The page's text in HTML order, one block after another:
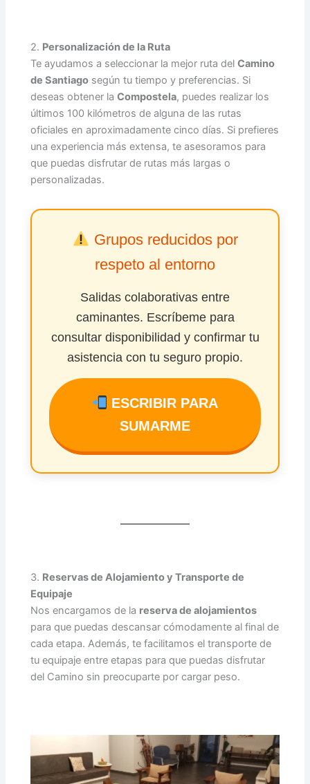
2. Personalización de la Ruta
Te ayudamos a seleccionar la mejor ruta delCamino
de Santiago según tu tiempo y preferencias. Si
deseas obtener laCompostela, puedes realizar los
últimos 100 kilómetros de alguna de las rutas
oficiales en aproximadamente cinco días. Si prefieres
una experiencia más extensa, te asesoramos para
que puedas disfrutar de rutas más largas o
personalizadas.
Grupos reducidos por
respeto al entorno
Salidas colaborativas entre
caminantes. Escríbeme para
consultar disponibilidad y confirmar tu
asistencia con tu seguro propio.
ESCRIBIR PARA
SUMARME
3. Reservas de Alojamiento y Transporte de
Equipaje
Nos encargamos de la reserva de alojamientos
para que puedas descansar cómodamente al final de
cada etapa. Además, te facilitamos el transporte de
tu equipaje entre etapas para que puedas disfrutar
del Camino sin preocuparte por cargar peso.